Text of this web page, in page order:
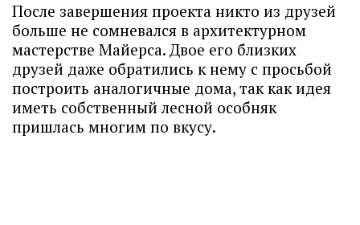
После завершения проекта никто из друзей
больше не сомневался в архитектурном
мастерстве Майерса. Двое его близких
друзей даже обратились к нему с просьбой
построить аналогичные дома, так как идея
иметь собственный лесной особняк
пришлась многим по вкусу.